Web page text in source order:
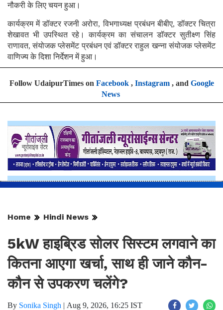
नौकरी के लिए चयन हुआ।
कार्यक्रम में डॉक्टर रजनी अरोरा, विभगाध्यक्ष प्रबंधन बीबीए, डॉक्टर चित्रा
शेखावत भी उपस्थित रहे। कार्यक्रम का संचालन डॉक्टर सुतीक्ष्ण सिंह
राणावत, संयोजक प्लेसमेंट प्रबंधन एवं डॉक्टर राहुल खन्ना संयोजक प्लेसमेंट
वाणिज्य के दिशा निर्देशन में हुआ।
Follow UdaipurTimes on Facebook, Instagram, and Google
News
Home Hindi News
5kW हाइब्रिड सोलर सिस्टम लगवाने का
कितना आएगा खर्चा, साथ ही जाने कौन-
कौन से उपकरण चलेंगे?
By Sonika Singh | Aug 9, 2026, 16:25 IST